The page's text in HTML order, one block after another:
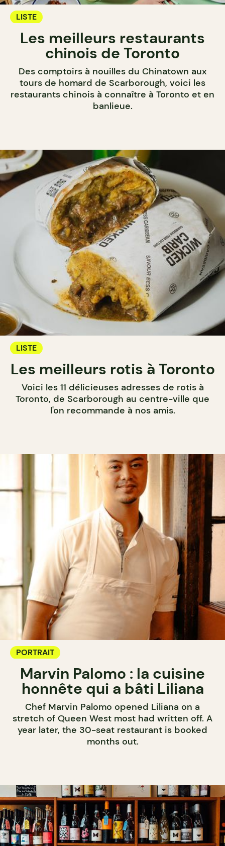
LISTE
Les meilleurs restaurants
chinois de Toronto
Des comptoirs à nouilles du Chinatown aux
tours de homard de Scarborough, voici les
restaurants chinois à connaître à Toronto et en
banlieue.
LISTE
Les meilleurs rotis à Toronto
Voici les 11 délicieuses adresses de rotis à
Toronto, de Scarborough au centre-ville que
l'on recommande à nos amis.
PORTRAIT
Marvin Palomo : la cuisine
honnête qui a bâti Liliana
Chef Marvin Palomo opened Liliana on a
stretch of Queen West most had written off. A
year later, the 30-seat restaurant is booked
months out.